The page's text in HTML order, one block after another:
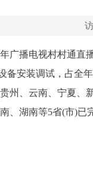
年广播电视村村通
备安装调试，占全
州、云南、宁夏、
、湖南等5省(市)已